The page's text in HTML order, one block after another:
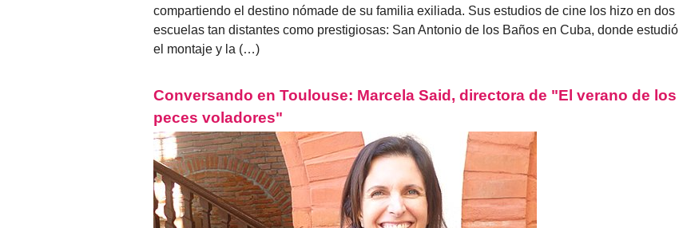
compartiendo el destino nómade de su familia exiliada. Sus estudios de cine los hizo en dos
escuelas tan distantes como prestigiosas: San Antonio de los Baños en Cuba, donde estudió
el montaje y la (…)
Conversando en Toulouse: Marcela Said, directora de "El verano de los
peces voladores"